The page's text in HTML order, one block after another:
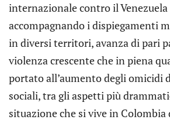
internazionale contro il
accompagnando i dispiegamenti
in diversi territori, avanza di pari
violenza crescente che in piena
portato all’aumento degli omicidi
sociali, tra gli aspetti più
situazione che si vive in